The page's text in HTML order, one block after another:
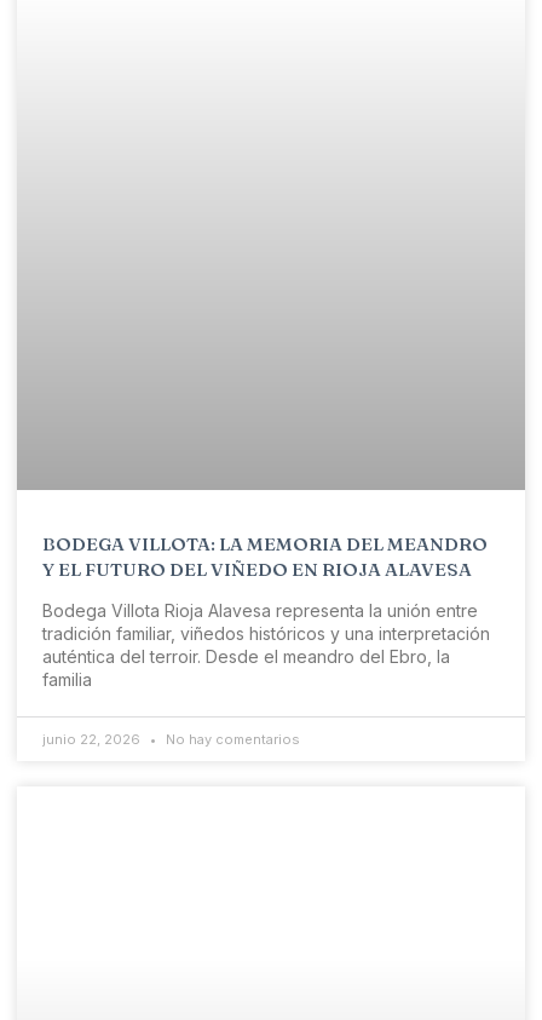
BODEGA VILLOTA: LA MEMORIA DEL MEANDRO
Y EL FUTURO DEL VIÑEDO EN RIOJA ALAVESA
Bodega Villota Rioja Alavesa representa la unión entre
tradición familiar, viñedos históricos y una interpretación
auténtica del terroir. Desde el meandro del Ebro, la
familia
junio 22, 2026 No hay comentarios